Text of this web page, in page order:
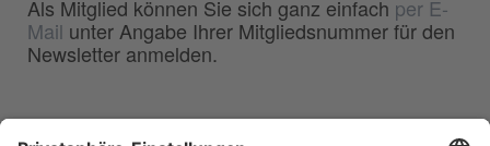
Als Mitglied können Sie sich ganz einfach per E-
Mail unter Angabe Ihrer Mitgliedsnummer für den
Newsletter anmelden.